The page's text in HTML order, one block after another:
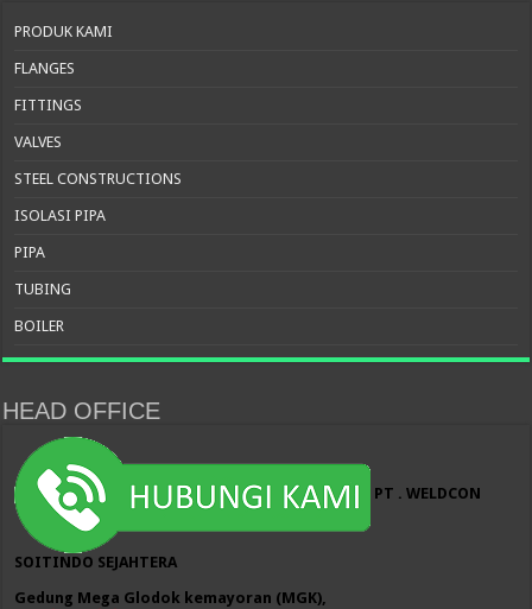
PRODUK KAMI
FLANGES
FITTINGS
VALVES
STEEL CONSTRUCTIONS
ISOLASI PIPA
PIPA
TUBING
BOILER
HEAD OFFICE
PT . WELDCON
SOITINDO SEJAHTERA
Gedung Mega Glodok kemayoran (MGK),